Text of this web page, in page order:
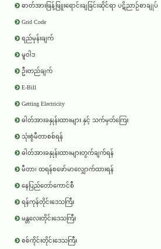
ဓာတ်အားဖြန့်ဖြူးရောင်းချခြင်းဆိုင်ရာ ပဋိညာဉ်စာချုပ်
Grid Code
ရည်မှန်းချက်
မူဝါဒ
ဦးတည်ချက်
E-Bill
Getting Electricity
ဓါတ်အားခနှုန်းထားများ နှင့် သက်မှတ်ကြေး
သုံးစွဲမီတာစစ်ရန်
ဓါတ်အားခနှုန်းထားများတွက်ချက်ရန်
မီတာ၊ ထရန်စဖော်မာလျှောက်ထားရန်
နေပြည်တော်ကောင်စီ
ရန်ကုန်တိုင်းဒေသကြီး
မန္တလေးတိုင်းဒေသကြီး
စစ်ကိုင်းတိုင်းဒေသကြီး